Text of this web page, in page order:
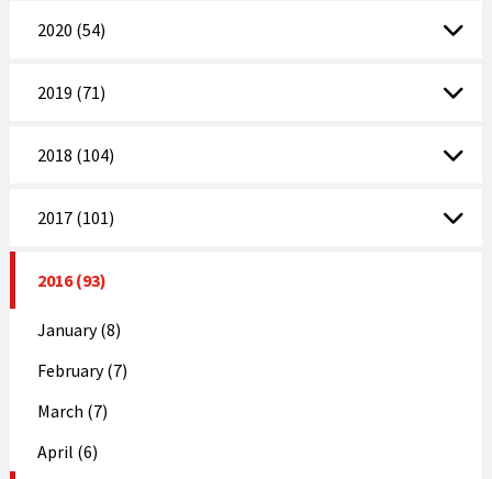
2020 (54)
2019 (71)
2018 (104)
2017 (101)
2016 (93)
January (8)
February (7)
March (7)
April (6)